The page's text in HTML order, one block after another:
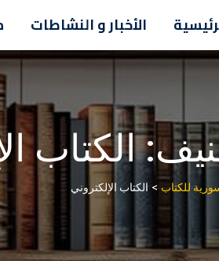
الأخبار و النشاطات
الكتاب
للكتاب > الكتاب الإلكتروني